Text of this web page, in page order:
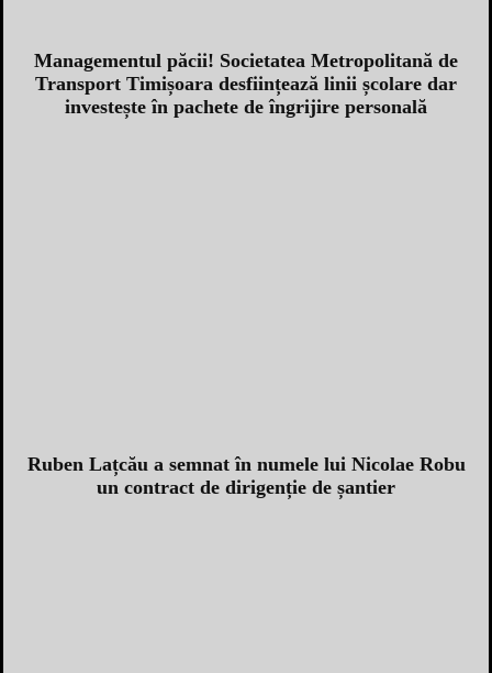
Managementul păcii! Societatea Metropolitană de
Transport Timișoara desființează linii școlare dar
investește în pachete de îngrijire personală
Ruben Lațcău a semnat în numele lui Nicolae Robu
un contract de dirigenție de șantier